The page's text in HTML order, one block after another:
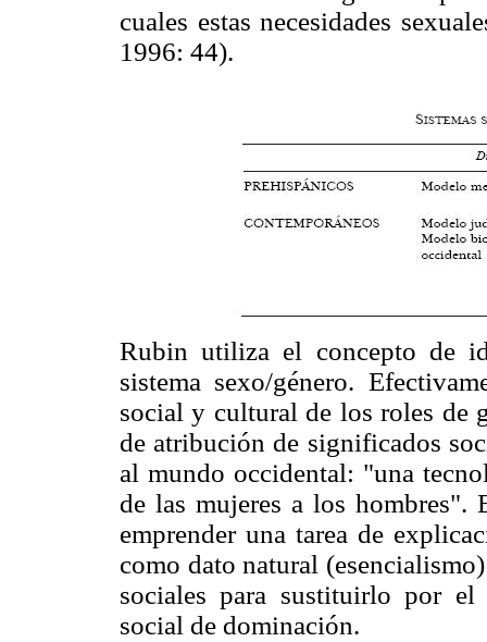
cuales estas necesidades
1996: 44).
Rubin utiliza el concepto de
sistema sexo/género.
social y cultural de los roles de
de atribución de significados
al mundo occidental: "una
de las mujeres a los hombres".
emprender una tarea de
como dato natural
sociales para sustituirlo por el
social de dominación.